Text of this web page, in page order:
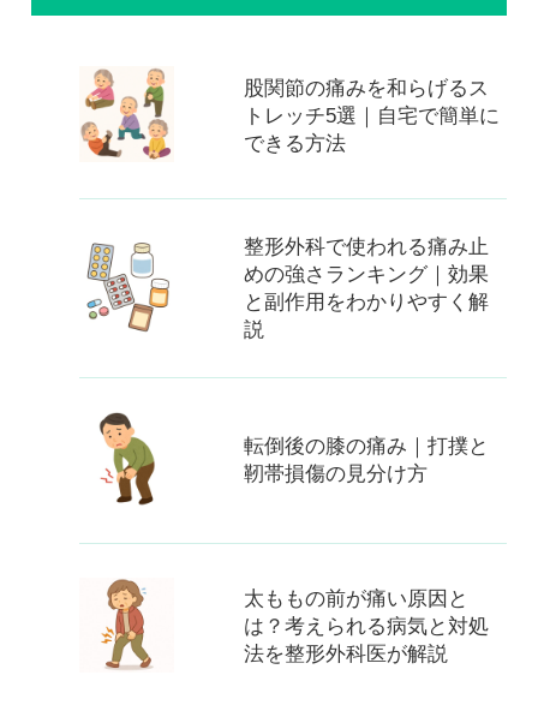
股関節の痛みを和らげるス
トレッチ5選｜自宅で簡単に
できる方法
整形外科で使われる痛み止
めの強さランキング｜効果
と副作用をわかりやすく解
説
転倒後の膝の痛み｜打撲と
靭帯損傷の見分け方
太ももの前が痛い原因と
は？考えられる病気と対処
法を整形外科医が解説